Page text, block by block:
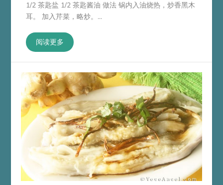
1/2 茶匙盐 1/2 茶匙酱油 做法 锅内入油烧热，炒香黑木
耳。 加入芹菜，略炒。...
阅读更多